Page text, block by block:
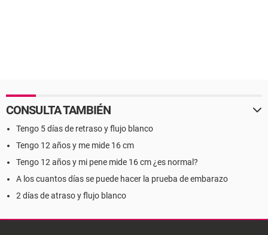
CONSULTA TAMBIÉN
Tengo 5 días de retraso y flujo blanco
Tengo 12 años y me mide 16 cm
Tengo 12 años y mi pene mide 16 cm ¿es normal?
A los cuantos días se puede hacer la prueba de embarazo
2 días de atraso y flujo blanco